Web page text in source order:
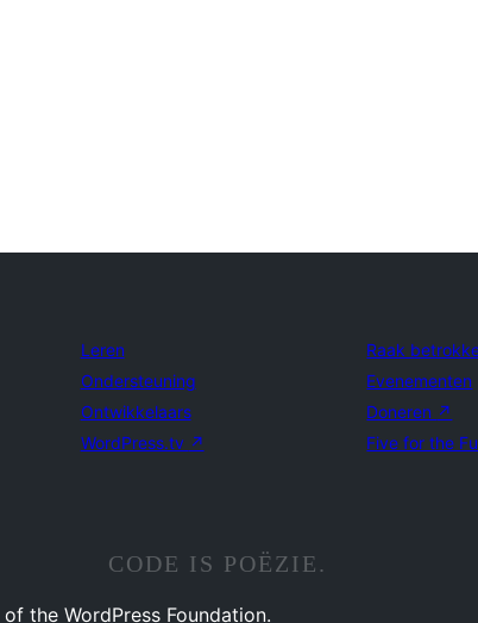
Leren
Ondersteuning
Ontwikkelaars
WordPress.tv ↗
Raak
Evenementen
Doneren ↗
Five for the
CODE IS POËZIE.
the WordPress Foundation.